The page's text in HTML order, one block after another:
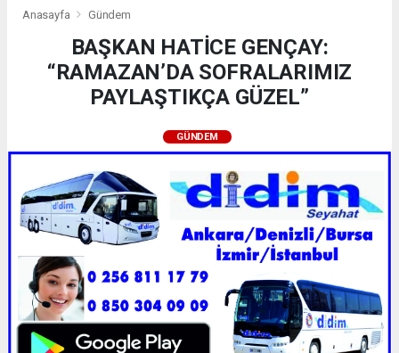
Anasayfa Gündem
BAŞKAN HATİCE GENÇAY:
“RAMAZAN’DA SOFRALARIMIZ
PAYLAŞTIKÇA GÜZEL”
GÜNDEM